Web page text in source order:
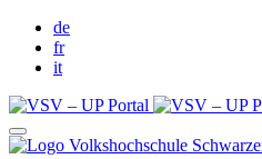
de
fr
it